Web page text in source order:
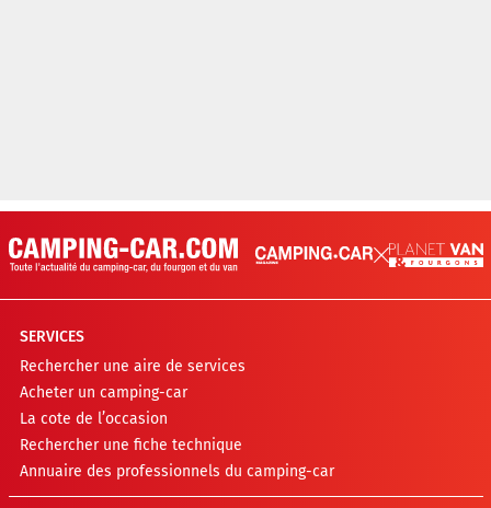
SERVICES
Rechercher une aire de services
Acheter un camping-car
La cote de l’occasion
Rechercher une fiche technique
Annuaire des professionnels du camping-car